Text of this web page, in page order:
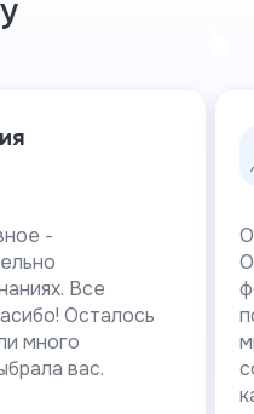
-
Все
Осталось
много
вас.